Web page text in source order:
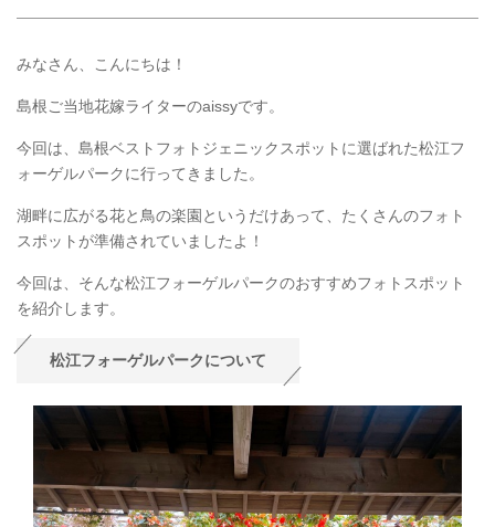
みなさん、こんにちは！
島根ご当地花嫁ライターのaissyです。
今回は、島根ベストフォトジェニックスポットに選ばれた松江フ
ォーゲルパークに行ってきました。
湖畔に広がる花と鳥の楽園というだけあって、たくさんのフォト
スポットが準備されていましたよ！
今回は、そんな松江フォーゲルパークのおすすめフォトスポット
を紹介します。
松江フォーゲルパークについて